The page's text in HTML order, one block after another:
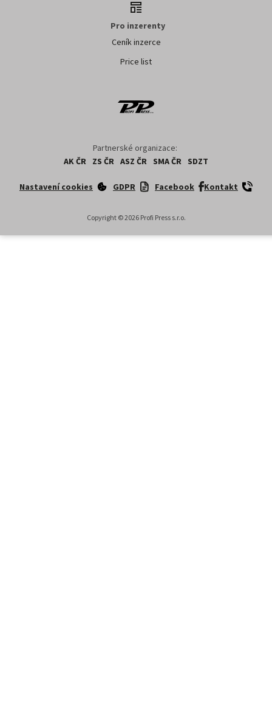
Pro inzerenty
Ceník inzerce
Price list
Partnerské organizace:
AK ČR
ZS ČR ASZ ČR SMA ČR SDZT
Nastavení cookies GDPR Facebook Kontakt
Copyright ©2026Profi Press s.r.o.